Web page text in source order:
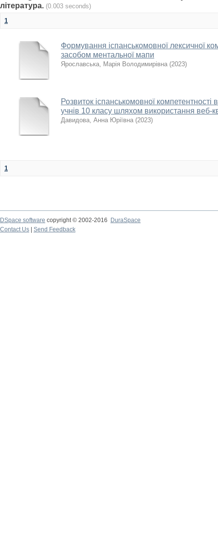
література. (0.003 seconds)
1
Формування іспанськомовної лексичної
засобом ментальної мапи
Ярославська, Марія Володимирівна (2023)
Розвиток іспанськомовної
учнів 10 класу шляхом використання веб-
Давидова, Анна Юріївна (2023)
1
DSpace software copyright © 2002-2016
DuraSpace
Contact Us
Send Feedback